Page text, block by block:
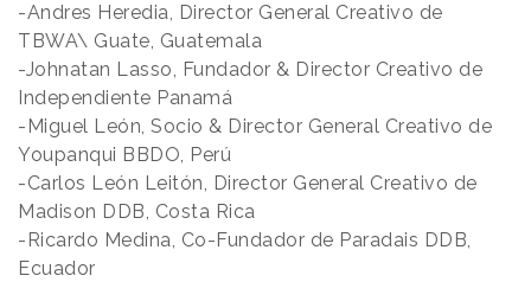
-Andres Heredia, Director General Creativo de
TBWA\ Guate, Guatemala
-Johnatan Lasso, Fundador & Director Creativo de
Independiente Panamá
-Miguel León, Socio & Director General Creativo de
Youpanqui BBDO, Perú
-Carlos León Leitón, Director General Creativo de
Madison DDB, Costa Rica
-Ricardo Medina, Co-Fundador de Paradais DDB,
Ecuador